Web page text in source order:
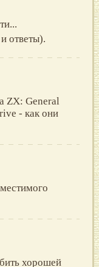
ответы).
ZX: General
- как они
хорошей